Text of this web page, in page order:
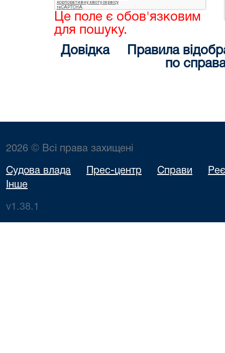
Це поле є обов'язковим
для пошуку.
Довідка
Правила
по
2026 © Всі права захищені
Судова влада Прес-центр Справи
Інше
v1.38.1